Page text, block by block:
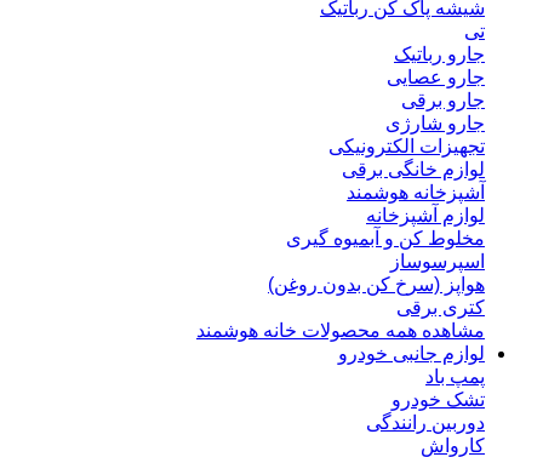
شیشه پاک کن رباتیک
تی
جارو رباتیک
جارو عصایی
جارو برقی
جارو شارژی
تجهیزات الکترونیکی
لوازم خانگی برقی
آشپزخانه هوشمند
لوازم آشپزخانه
مخلوط کن و آبمیوه گیری
اسپرسوساز
هواپز (سرخ کن بدون روغن)
کتری برقی
مشاهده همه محصولات خانه هوشمند
لوازم جانبی خودرو
پمپ باد
تشک خودرو
دوربین رانندگی
کارواش